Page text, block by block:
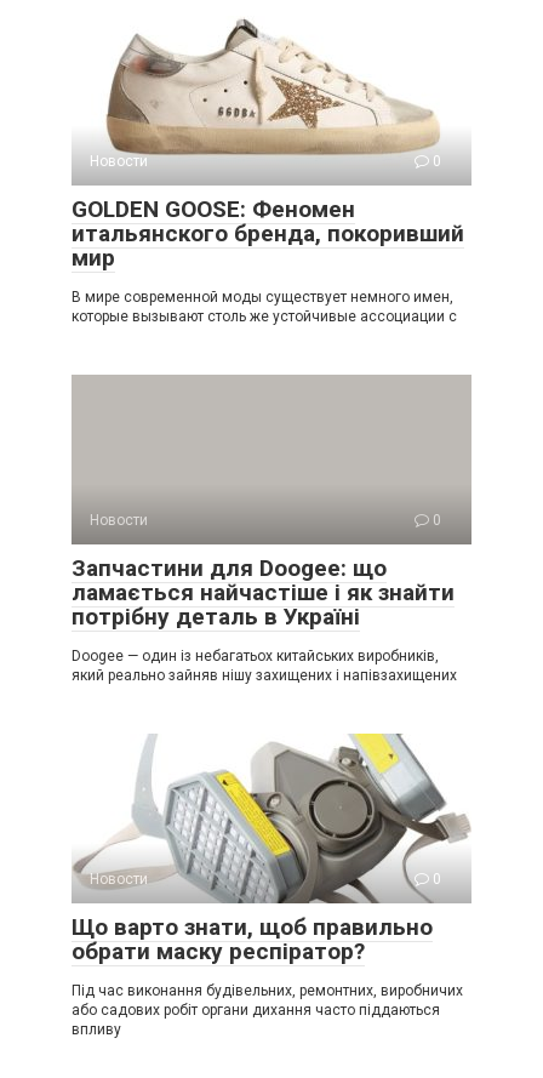
Новости 0
GOLDEN GOOSE: Феномен
итальянского бренда, покоривший
мир
В мире современной моды существует немного имен,
которые вызывают столь же устойчивые ассоциации с
Новости 0
Запчастини для Doogee: що
ламається найчастіше і як знайти
потрібну деталь в Україні
Doogee — один із небагатьох китайських виробників,
який реально зайняв нішу захищених і напівзахищених
Новости 0
Що варто знати, щоб правильно
обрати маску респіратор?
Під час виконання будівельних, ремонтних, виробничих
або садових робіт органи дихання часто піддаються
впливу